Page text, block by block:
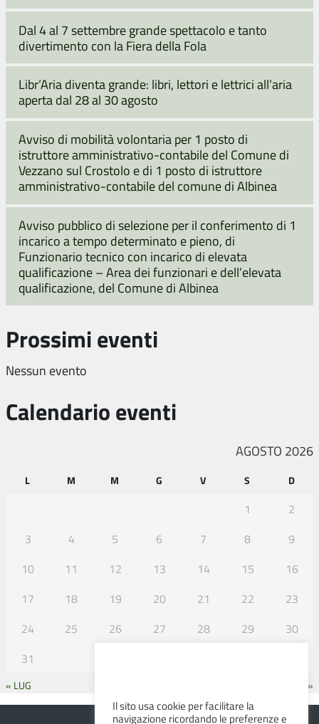
Dal 4 al 7 settembre grande spettacolo e tanto
divertimento con la Fiera della Fola
Libr’Aria diventa grande: libri, lettori e lettrici all’aria
aperta dal 28 al 30 agosto
Avviso di mobilità volontaria per 1 posto di
istruttore amministrativo-contabile del Comune di
Vezzano sul Crostolo e di 1 posto di istruttore
amministrativo-contabile del comune di Albinea
Avviso pubblico di selezione per il conferimento di 1
incarico a tempo determinato e pieno, di
Funzionario tecnico con incarico di elevata
qualificazione – Area dei funzionari e dell’elevata
qualificazione, del Comune di Albinea
Prossimi eventi
Nessun evento
Calendario eventi
AGOSTO 2026
L M M G V S D
1
2
3
4 5 6 7 8
9
10
11 12 13 14 15
16
17
18 19 20 21 22
23
24
25 26 27 28 29
30
31
« LUG
SET »
Il sito usa cookie per facilitare la
navigazione ricordando le preferenze e